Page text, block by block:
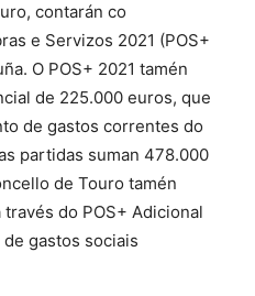
contarán co
e Servizos 2021 (POS+
O POS+ 2021 tamén
de 225.000 euros, que
de gastos correntes do
partidas suman 478.000
de Touro tamén
do POS+ Adicional
gastos sociais